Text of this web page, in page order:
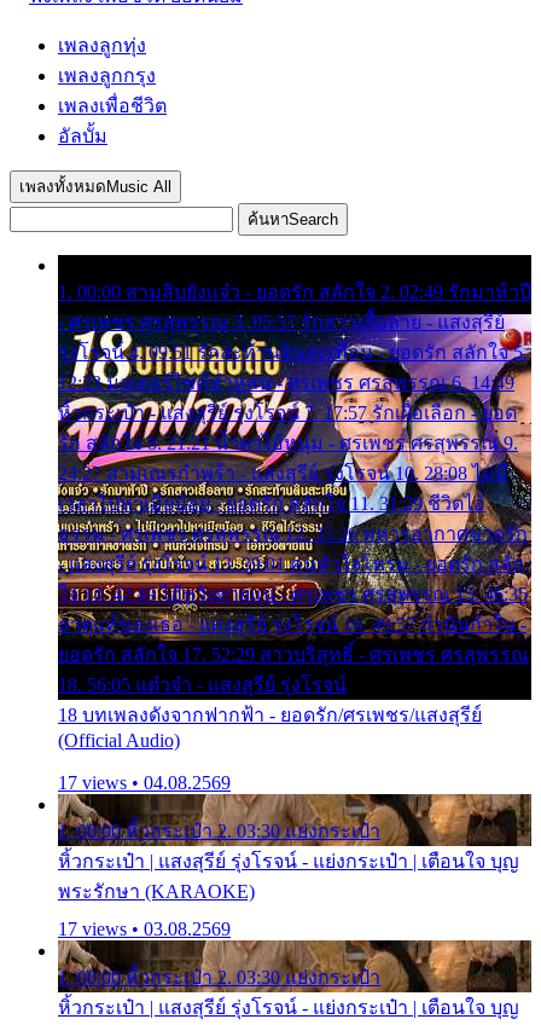
เพลงลูกทุ่ง
เพลงลูกกรุง
เพลงเพื่อชีวิต
อัลบั้ม
เพลงทั้งหมด Music All
ค้นหาSearch
1. 00:00 สามสิบยังแจ๋ว - ยอดรัก สลักใจ 2. 02:49 รักมาห้าปี
- ศรเพชร ศรสุพรรณ 3. 05:57 รักสาวเสื้อลาย - แสงสุรีย์
รุ่งโรจน์ 4. 09:51 รักสะท้านดินสะเทือน - ยอดรัก สลักใจ 5.
12:23 มอเตอร์ไซค์ทำหล่น - ศรเพชร ศรสุพรรณ 6. 14:49
หิ้วกระเป๋า - แสงสุรีย์ รุ่งโรจน์ 7. 17:57 รักเผื่อเลือก - ยอด
รัก สลักใจ 8. 21:21 น้ำตาไอ้หนุ่ม - ศรเพชร ศรสุพรรณ 9.
24:27 สามเณรกำพร้า - แสงสุรีย์ รุ่งโรจน์ 10. 28:08 ไม่มี
เวลาไปหาเมียน้อย - ยอดรัก สลักใจ 11. 31:29 ชีวิตไอ้
ธรรม - ศรเพชร ศรสุพรรณ 12. 35:26 ทหารอากาศขาดรัก
- แสงสุรีย์ รุ่งโรจน์ 13. 39:01 คนหัวใจโทรม - ยอดรัก สลัก
ใจ 14. 42:49 ไอ้หวังตายแน่ - ศรเพชร ศรสุพรรณ 15. 46:35
ธาตุแท้ของเธอ - แสงสุรีย์ รุ่งโรจน์ 16. 49:57 กำนันกำใน -
ยอดรัก สลักใจ 17. 52:29 สาวบริสุทธิ์ - ศรเพชร ศรสุพรรณ
18. 56:05 แต๋วจ๋า - แสงสุรีย์ รุ่งโรจน์
18 บทเพลงดังจากฟากฟ้า - ยอดรัก/ศรเพชร/แสงสุรีย์
(Official Audio)
17 views • 04.08.2569
1. 00:00 หิ้วกระเป๋า 2. 03:30 แย่งกระเป๋า
หิ้วกระเป๋า | แสงสุรีย์ รุ่งโรจน์ - แย่งกระเป๋า | เตือนใจ บุญ
พระรักษา (KARAOKE)
17 views • 03.08.2569
1. 00:00 หิ้วกระเป๋า 2. 03:30 แย่งกระเป๋า
หิ้วกระเป๋า | แสงสุรีย์ รุ่งโรจน์ - แย่งกระเป๋า | เตือนใจ บุญ